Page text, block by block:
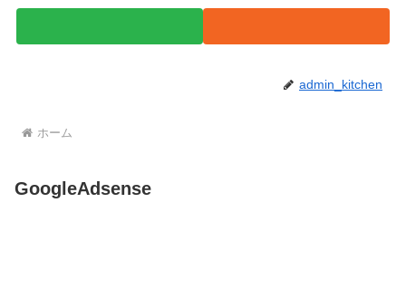
admin_kitchen
ホーム
GoogleAdsense